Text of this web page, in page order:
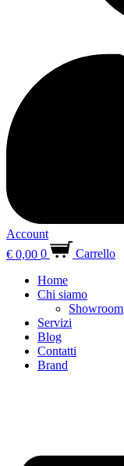
Account
€ 0,00 0
Carrello
Home
Chi siamo
Showroom
Servizi
Blog
Contatti
Brand